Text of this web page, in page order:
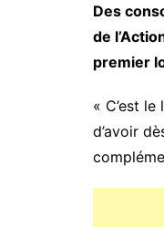
Des
de
premier
« C’est
d’avoir